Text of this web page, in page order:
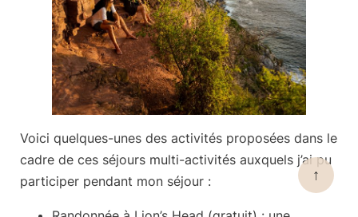
Voici quelques-unes des activités proposées dans le
cadre de ces séjours multi-activités auxquels j’ai pu
participer pendant mon séjour :
↑